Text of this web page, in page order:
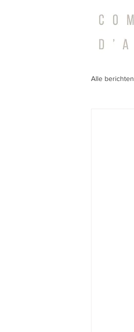
Alle berichten